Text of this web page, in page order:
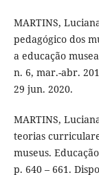
MARTINS,
pedagógico dos
a educação
n. 6, mar.-abr.
29 jun. 2020.
MARTINS,
teorias
museus.
p. 640 – 661.